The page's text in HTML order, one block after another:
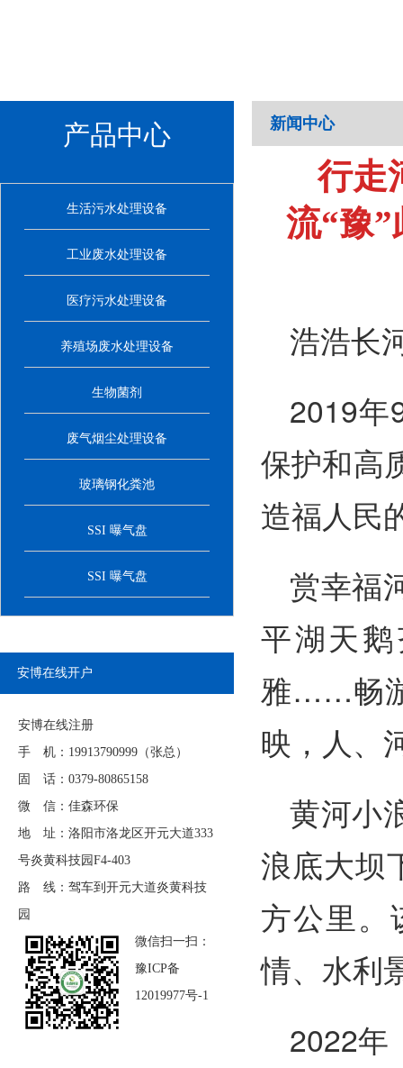
产品中心
生活污水处理设备
工业废水处理设备
医疗污水处理设备
养殖场废水处理设备
生物菌剂
废气烟尘处理设备
玻璃钢化粪池
SSI 曝气盘
SSI 曝气盘
安博在线开户
安博在线注册
手 机：19913790999（张总）
固 话：0379-80865158
微 信：佳森环保
地 址：洛阳市洛龙区开元大道333
号炎黄科技园F4-403
路 线：驾车到开元大道炎黄科技
园
微信扫一扫：
豫ICP备
12019977号-1
新闻中心
行走
流“豫”
浩浩长
2019年
保护和高
造福人民
赏幸福
平湖天
雅……畅
映，人、
黄河小
浪底大坝
方公里。
情、水利
2022年